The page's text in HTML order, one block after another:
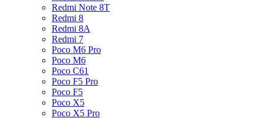
Redmi Note 8T
Redmi 8
Redmi 8A
Redmi 7
Poco M6 Pro
Poco M6
Poco C61
Poco F5 Pro
Poco F5
Poco X5
Poco X5 Pro